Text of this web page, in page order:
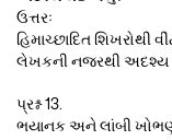
ઉત્તરઃ
હિમાચ્છાદિત
લેખકની નજરથી અદશ્ય
પ્રશ્ન 13.
ભયાનક અને લાંબી